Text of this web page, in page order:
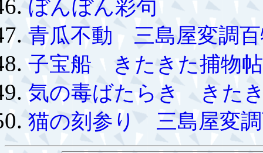
ぼんぼん彩句
青瓜不動 三島屋変調百
子宝船 きたきた捕物
気の毒ばたらき きた
猫の刻参り 三島屋変